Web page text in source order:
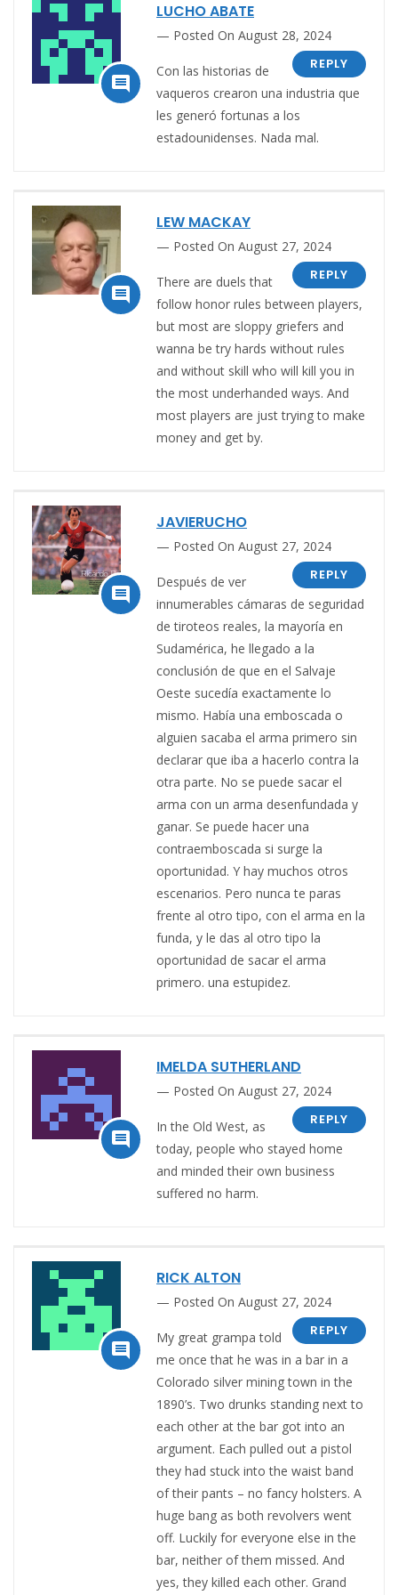

LUCHO ABATE
Posted On August 28, 2024
REPLY
Con las historias de
vaqueros crearon una industria que
les generó fortunas a los
estadounidenses. Nada mal.

LEW MACKAY
Posted On August 27, 2024
REPLY
There are duels that
follow honor rules between players,
but most are sloppy griefers and
wanna be try hards without rules
and without skill who will kill you in
the most underhanded ways. And
most players are just trying to make
money and get by.

JAVIERUCHO
Posted On August 27, 2024
REPLY
Después de ver
innumerables cámaras de seguridad
de tiroteos reales, la mayoría en
Sudamérica, he llegado a la
conclusión de que en el Salvaje
Oeste sucedía exactamente lo
mismo. Había una emboscada o
alguien sacaba el arma primero sin
declarar que iba a hacerlo contra la
otra parte. No se puede sacar el
arma con un arma desenfundada y
ganar. Se puede hacer una
contraemboscada si surge la
oportunidad. Y hay muchos otros
escenarios. Pero nunca te paras
frente al otro tipo, con el arma en la
funda, y le das al otro tipo la
oportunidad de sacar el arma
primero. una estupidez.

IMELDA SUTHERLAND
Posted On August 27, 2024
REPLY
In the Old West, as
today, people who stayed home
and minded their own business
suffered no harm.

RICK ALTON
Posted On August 27, 2024
REPLY
My great grampa told
me once that he was in a bar in a
Colorado silver mining town in the
1890’s. Two drunks standing next to
each other at the bar got into an
argument. Each pulled out a pistol
they had stuck into the waist band
of their pants – no fancy holsters. A
huge bang as both revolvers went
off. Luckily for everyone else in the
bar, neither of them missed. And
yes, they killed each other. Grand